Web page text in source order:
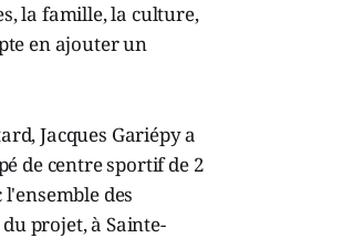
la famille, la culture,
en ajouter un
Jacques Gariépy a
de centre sportif de 2
des
projet, à Sainte-